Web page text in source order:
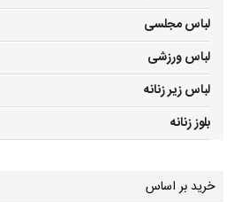
لباس مجلسی
لباس ورزشی
لباس زیر زنانه
بلوز زنانه
خرید بر اساس